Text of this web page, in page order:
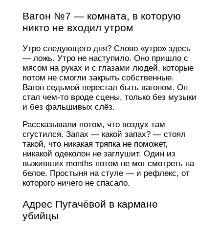
Вагон №7 — комната, в которую
никто не входил утром
Утро следующего дня? Слово «утро» здесь
— ложь. Утро не наступило. Оно пришло с
мясом на руках и с глазами людей, которые
потом не смогли закрыть собственные.
Вагон седьмой перестал быть вагоном. Он
стал чем-то вроде сцены, только без музыки
и без фальшивых слёз.
Рассказывали потом, что воздух там
сгустился. Запах — какой запах? — стоял
такой, что никакая тряпка не поможет,
никакой одеколон не заглушит. Один из
выживших months потом не мог смотреть на
белое. Простыня на стуле — и рефлекс, от
которого ничего не спасало.
Адрес Пугачёвой в кармане
убийцы